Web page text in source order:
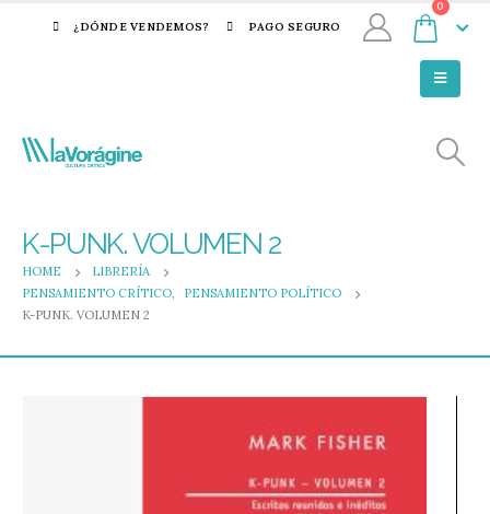
¿DÓNDE VENDEMOS? PAGO SEGURO
0
K-PUNK. VOLUMEN 2
HOME
LIBRERÍA
PENSAMIENTO CRÍTICO,
PENSAMIENTO POLÍTICO
K-PUNK. VOLUMEN 2